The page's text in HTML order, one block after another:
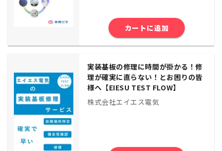
カートに追加
実装基板の修理に時間が掛かる！修
理が確実に直らない！とお困りの皆
様へ【EIESU TEST FLOW】
株式会社エイエス電気